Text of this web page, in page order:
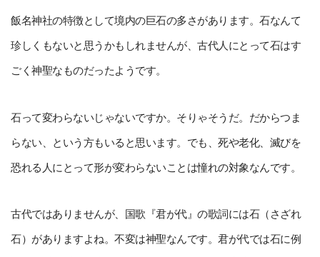
飯名神社の特徴として境内の巨石の多さがあります。石なんて
珍しくもないと思うかもしれませんが、古代人にとって石はす
ごく神聖なものだったようです。
石って変わらないじゃないですか。そりゃそうだ。だからつま
らない、という方もいると思います。でも、死や老化、滅びを
恐れる人にとって形が変わらないことは憧れの対象なんです。
古代ではありませんが、国歌『君が代』の歌詞には石（さざれ
石）がありますよね。不変は神聖なんです。君が代では石に例